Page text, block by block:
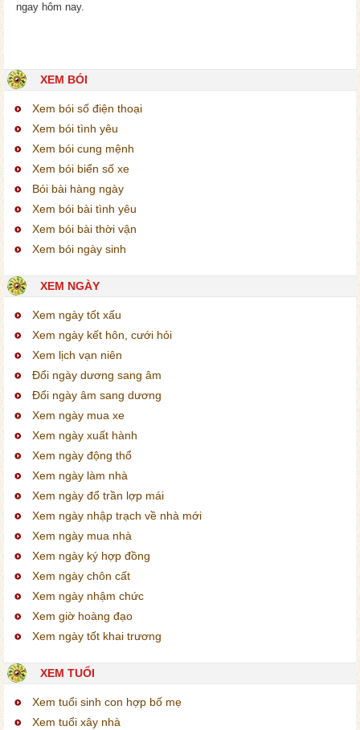
ngay hôm nay.
XEM BÓI
Xem bói số điện thoại
Xem bói tình yêu
Xem bói cung mệnh
Xem bói biển số xe
Bói bài hàng ngày
Xem bói bài tình yêu
Xem bói bài thời vận
Xem bói ngày sinh
XEM NGÀY
Xem ngày tốt xấu
Xem ngày kết hôn, cưới hỏi
Xem lịch vạn niên
Đổi ngày dương sang âm
Đổi ngày âm sang dương
Xem ngày mua xe
Xem ngày xuất hành
Xem ngày động thổ
Xem ngày làm nhà
Xem ngày đổ trần lợp mái
Xem ngày nhập trạch về nhà mới
Xem ngày mua nhà
Xem ngày ký hợp đồng
Xem ngày chôn cất
Xem ngày nhậm chức
Xem giờ hoàng đạo
Xem ngày tốt khai trương
XEM TUỔI
Xem tuổi sinh con hợp bố mẹ
Xem tuổi xây nhà